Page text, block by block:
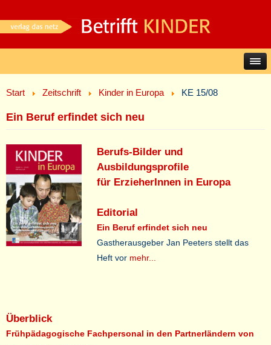
Start Zeitschrift Kinder in Europa KE 15/08
Ein Beruf erfindet sich neu
Berufs-Bilder und
Ausbildungsprofile
für ErzieherInnen in Europa
Editorial
Ein Beruf erfindet sich neu
Gastherausgeber Jan Peeters stellt das
Heft vor mehr...
Überblick
Frühpädagogische Fachpersonal in den Partnerländern von